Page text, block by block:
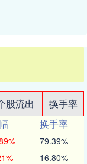
股流出
换手率
换手率
79.39%
16.80%